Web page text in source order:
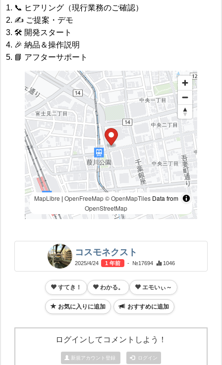
1. 📞 ヒアリング（現行業務のご確認）
2. ✍️ ご提案・デモ
3. 🛠 開発スタート
4. 🎉 納品＆操作説明
5. 📘 アフターサポート
MapLibre | OpenFreeMap © OpenMapTilesData from
OpenStreetMap
コスモネクスト
2025/4/24 1 年前 - №17694 1046
すてき！ わかる。 エモいぃ～
お気に入りに追加 おすすめに追加
ログインしてコメントしよう！
新規アカウント登録 ログイン